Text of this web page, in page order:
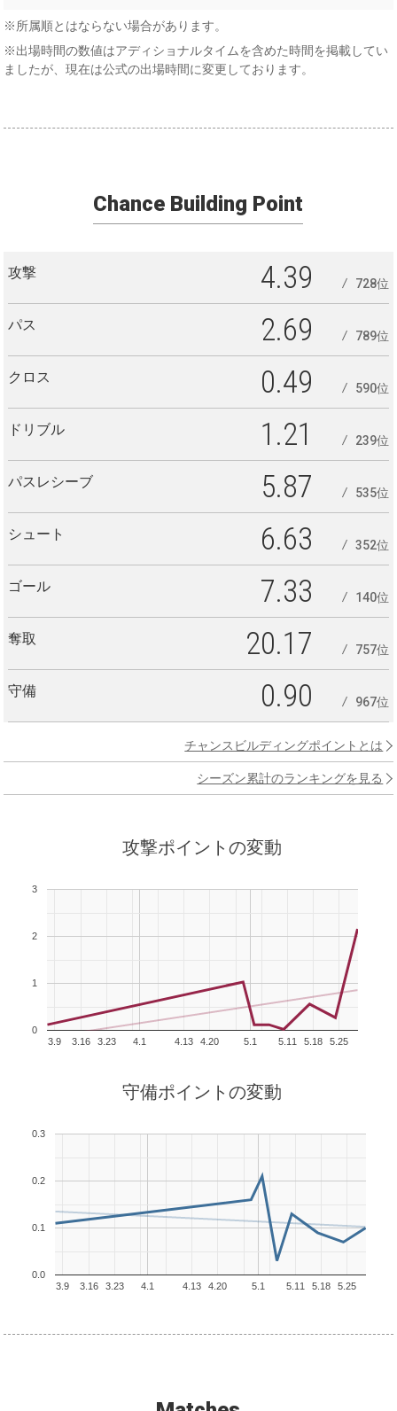
※所属順とはならない場合があります。
※出場時間の数値はアディショナルタイムを含めた時間を掲載してい
ましたが、現在は公式の出場時間に変更しております。
Chance Building Point
攻撃 4.39 728位
パス 2.69 789位
クロス 0.49 590位
ドリブル 1.21 239位
パスレシーブ 5.87 535位
シュート 6.63 352位
ゴール 7.33 140位
奪取 20.17 757位
守備 0.90 967位
チャンスビルディングポイントとは
シーズン累計のランキングを見る
攻撃ポイントの変動
4.1 5.1
3.9 3.16 3.23 4.13 4.20 5.11 5.18 5.25
0
1
2
3
守備ポイントの変動
4.1 5.1
3.9 3.16 3.23 4.13 4.20 5.11 5.18 5.25
0.0
0.1
0.2
0.3